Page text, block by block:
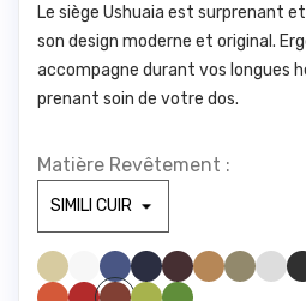
Le siège Ushuaia est surprenant
son design moderne et original.
accompagne durant vos longues
prenant soin de votre dos.
Matière Revêtement :
SIMILI BLANC 100 SIMILI BLEU CLAIR 285 SIMILI BLEU FONCE1211
SIMILI BORDEAUX 1721 SIMILI CAMEL 1846 SIMILI GREGE 1842
SIMILI ORANGE 1794SIMILI ROUGE 1783SIMILI ROUILLE 775 SIMILI VERT ANIS 1611SIMILI VERT FORET 673
VERT D'EAU 416